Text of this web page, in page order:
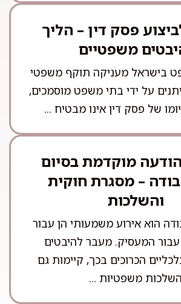
פסק דין – הליך
משפטיים
בישראל מעניקה תוקף משפטי
על ידי בתי משפט מוסמכים,
של פסק דין אינו מבטיח ...
מוקדמת בסיום
– מסגרת חוקית
והשלכות
הוא אירוע משמעותי הן עבור
עבור המעסיק. מעבר להיבטים
הכרוכים בכך, קיימות גם
השלכות משפטיות ...